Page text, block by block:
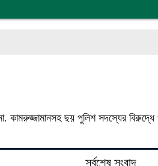
কামরুজ্জামানসহ ছয় পুলিশ সদস্যের বিরুদ্ধে
সর্বশেষ সংবাদ